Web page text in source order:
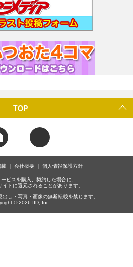
TOP
載 会社概要 個人情報保護方針
ビスを購入、契約した場合に、
トに還元されることがあります。
し・写真・画像の無断転載を禁じます。
© 2026 IID, Inc.